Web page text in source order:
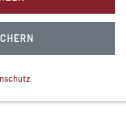
Hamburg (AKUF)